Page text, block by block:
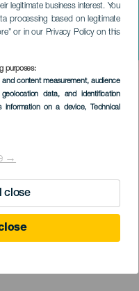
legitimate business interest. You
processing based on legitimate
or in our Privacy Policy on this
purposes:
and content measurement, audience
data, and identification
information on a device, Technical
→
close